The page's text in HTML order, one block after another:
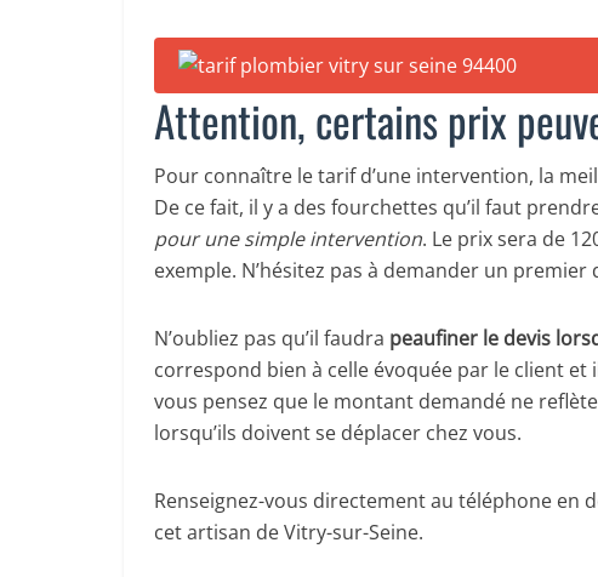
Attention, certains prix
Pour connaître le tarif d’une intervention, la
De ce fait, il y a des fourchettes qu’il faut
pour une simple intervention. Le prix sera de
exemple. N’hésitez pas à demander un
N’oubliez pas qu’il faudra peaufiner le devis
correspond bien à celle évoquée par le client
vous pensez que le montant demandé ne
lorsqu’ils doivent se déplacer chez vous.
Renseignez-vous directement au téléphone en
cet artisan de Vitry-sur-Seine.